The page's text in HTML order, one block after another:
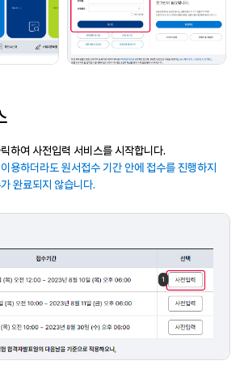
하여 사전입력 서비스를시작합니다.
용하더라도 원서접수 기간 안에 접수를 진행하지
완료되지 않습니다.